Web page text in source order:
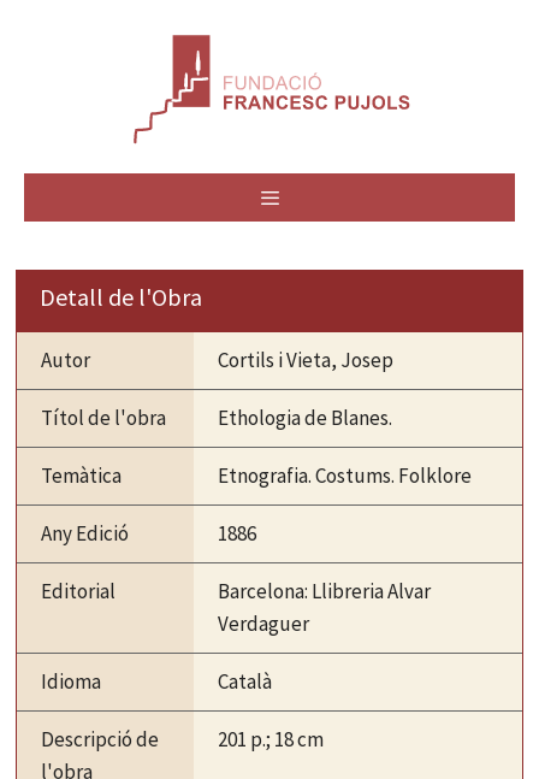
Detall de l'Obra
Autor Cortils i Vieta, Josep
Títol de l'obra Ethologia de Blanes.
Temàtica Etnografia. Costums. Folklore
Any Edició 1886
Editorial
Barcelona: Llibreria Alvar
Verdaguer
Idioma Català
Descripció de
l'obra
201 p.; 18 cm